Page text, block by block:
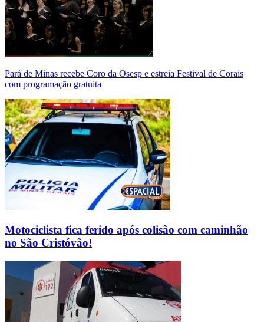
Pará de Minas recebe Coro da Osesp e estreia Festival de Corais
com programação gratuita
Motociclista fica ferido após colisão com caminhão
no São Cristóvão!